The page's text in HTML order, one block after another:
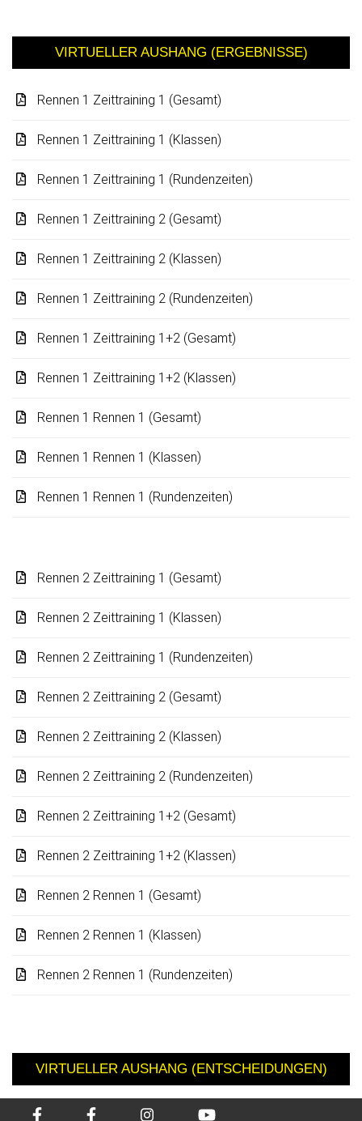
VIRTUELLER AUSHANG (ERGEBNISSE)
Rennen 1 Zeittraining 1 (Gesamt)
Rennen 1 Zeittraining 1 (Klassen)
Rennen 1 Zeittraining 1 (Rundenzeiten)
Rennen 1 Zeittraining 2 (Gesamt)
Rennen 1 Zeittraining 2 (Klassen)
Rennen 1 Zeittraining 2 (Rundenzeiten)
Rennen 1 Zeittraining 1+2 (Gesamt)
Rennen 1 Zeittraining 1+2 (Klassen)
Rennen 1 Rennen 1 (Gesamt)
Rennen 1 Rennen 1 (Klassen)
Rennen 1 Rennen 1 (Rundenzeiten)
Rennen 2 Zeittraining 1 (Gesamt)
Rennen 2 Zeittraining 1 (Klassen)
Rennen 2 Zeittraining 1 (Rundenzeiten)
Rennen 2 Zeittraining 2 (Gesamt)
Rennen 2 Zeittraining 2 (Klassen)
Rennen 2 Zeittraining 2 (Rundenzeiten)
Rennen 2 Zeittraining 1+2 (Gesamt)
Rennen 2 Zeittraining 1+2 (Klassen)
Rennen 2 Rennen 1 (Gesamt)
Rennen 2 Rennen 1 (Klassen)
Rennen 2 Rennen 1 (Rundenzeiten)
VIRTUELLER AUSHANG (ENTSCHEIDUNGEN)